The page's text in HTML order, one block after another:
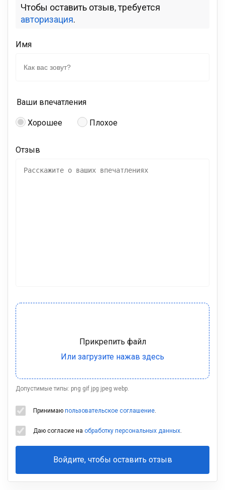
Чтобы оставить отзыв, требуется
авторизация.
Имя
Ваши впечатления
Хорошее Плохое
Отзыв
Допустимые типы: png gif jpg jpeg webp.
Принимаю пользовательское соглашение.
Даю согласие на обработку персональных данных.
Войдите, чтобы оставить отзыв
Ваша